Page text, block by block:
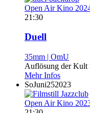
Open Air Kino
21:30
Duell
35mm | OmU
Auflösung der Kult
Mehr Infos
SoJuni252023
Open Air Kino